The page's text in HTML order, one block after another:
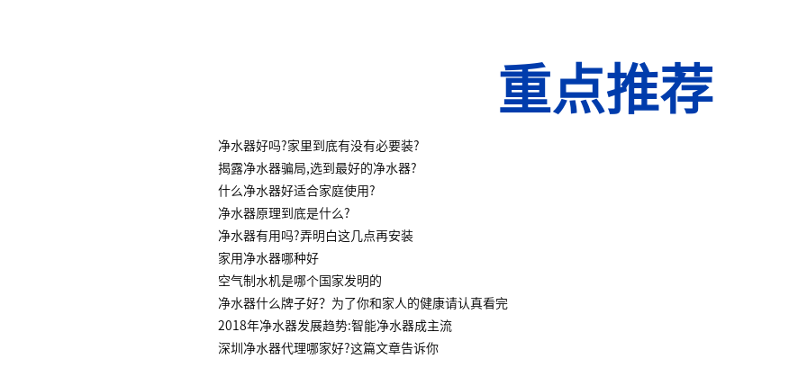
重点推荐
净水器好吗?家里到底有没有必要装?
揭露净水器骗局,选到最好的净水器?
什么净水器好适合家庭使用?
净水器原理到底是什么?
净水器有用吗?弄明白这几点再安装
家用净水器哪种好
空气制水机是哪个国家发明的
净水器什么牌子好？为了你和家人的健康请认真看完
2018年净水器发展趋势:智能净水器成主流
深圳净水器代理哪家好?这篇文章告诉你